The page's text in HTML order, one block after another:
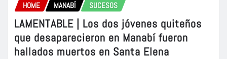
HOME MANABÍ SUCESOS
LAMENTABLE | Los dos jóvenes quiteños
que desaparecieron en Manabí fueron
hallados muertos en Santa Elena